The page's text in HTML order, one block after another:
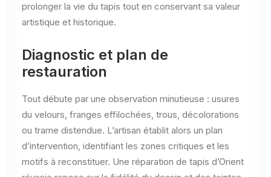
prolonger la vie du tapis tout en conservant sa valeur
artistique et historique.
Diagnostic et plan de
restauration
Tout débute par une observation minutieuse : usures
du velours, franges effilochées, trous, décolorations
ou trame distendue. L’artisan établit alors un plan
d’intervention, identifiant les zones critiques et les
motifs à reconstituer. Une réparation de tapis d’Orient